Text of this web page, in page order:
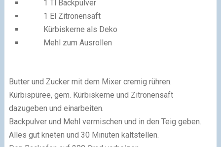
1 Tl Backpulver
1 El Zitronensaft
Kürbiskerne als Deko
Mehl zum Ausrollen
Butter und Zucker mit dem Mixer cremig rühren.
Kürbispüree, gem. Kürbiskerne und Zitronensaft
dazugeben und einarbeiten.
Backpulver und Mehl vermischen und in den Teig geben.
Alles gut kneten und 30 Minuten kaltstellen.